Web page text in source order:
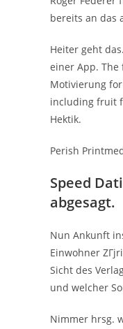
bereits an das
Heiter geht
einer App. The
Motivierung
including fruit
Hektik.
Perish
Speed
abgesagt.
Nun Ankunft
Einwohner
Sicht des
und welcher
Nimmer hrsg.